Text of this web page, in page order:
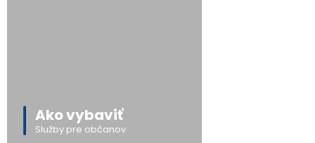
Ako vybaviť
Služby pre občanov